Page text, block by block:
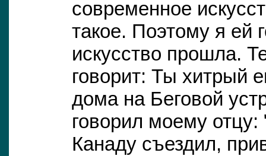
современное
такое. Поэтому я ей
искусство прошла.
говорит: Ты хитрый
дома на Беговой
говорил моему
Канаду съездил,